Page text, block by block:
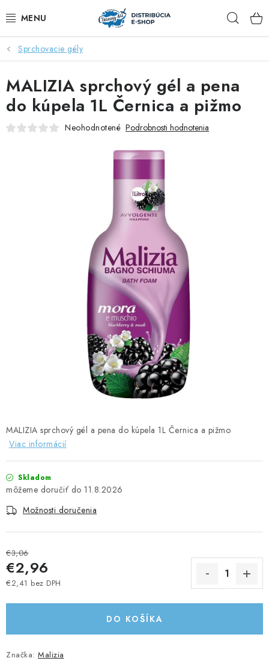
na
ZĽAVY AŽ DO -40%
COCCOLATEVI®️🇮🇹💙
🌷DEO DUE®️🩷🇮🇹
ČISTENIE DOMÁCNOSTI
PAPIEROVÁ HYGIENA A UTIERKY
KOZMETIKA-OSOBNÁ STAROSTLIVOSŤ
ANTIBAKTERIÁLNE A DEZINFEKČNÉ PRODUKTY
LED SVIEČKY
DISTRIBÚCIA - B2B SPOLUPRÁCA
KONTAKTY
UPRATOVACIE SLUŽBY
ZAREGISTRUJTE SA
OBCHODNÉ PODMIENKY
Sprchovacie gély
MALIZIA sprchový gél a pena do kúpela 1L Černica a pižmo
Viac informácií
Skladom
11.8.2026
Možnosti doručenia
€3,06
€2,96
€2,41 bez DPH
DO KOŠÍKA
Značka: Malizia
MALIZIA sprchový gél a pena
do kúpela 1L Černica a pižmo
Neohodnotené Podrobnosti hodnotenia